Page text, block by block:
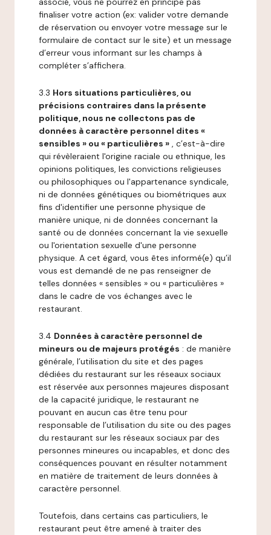
finaliser votre action (ex: valider votre demande
de réservation ou envoyer votre message sur le
formulaire de contact sur le site) et un message
d’erreur vous informant sur les champs à
compléter s’affichera.
3.3 Hors situations particulières, ou
précisions contraires dans la présente
politique, nous ne collectons pas de
données à caractère personnel dites «
sensibles » ou « particulières » , c’est-à-dire
qui révèleraient l'origine raciale ou ethnique, les
opinions politiques, les convictions religieuses
ou philosophiques ou l'appartenance syndicale,
ni de données génétiques ou biométriques aux
fins d'identifier une personne physique de
manière unique, ni de données concernant la
santé ou de données concernant la vie sexuelle
ou l'orientation sexuelle d'une personne
physique. A cet égard, vous êtes informé(e) qu’il
vous est demandé de ne pas renseigner de
telles données « sensibles » ou « particulières »
dans le cadre de vos échanges avec le
restaurant.
3.4 Données à caractère personnel de
mineurs ou de majeurs protégés : de manière
générale, l’utilisation du site et des pages
dédiées du restaurant sur les réseaux sociaux
est réservée aux personnes majeures disposant
de la capacité juridique, le restaurant ne
pouvant en aucun cas être tenu pour
responsable de l’utilisation du site ou des pages
du restaurant sur les réseaux sociaux par des
personnes mineures ou incapables, et donc des
conséquences pouvant en résulter notamment
en matière de traitement de leurs données à
caractère personnel.
Toutefois, dans certains cas particuliers, le
restaurant peut être amené à traiter des